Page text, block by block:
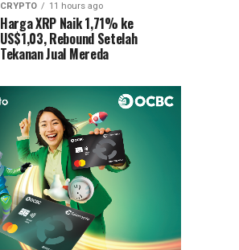
CRYPTO 11 hours ago
Harga XRP Naik 1,71% ke
US$1,03, Rebound Setelah
Tekanan Jual Mereda